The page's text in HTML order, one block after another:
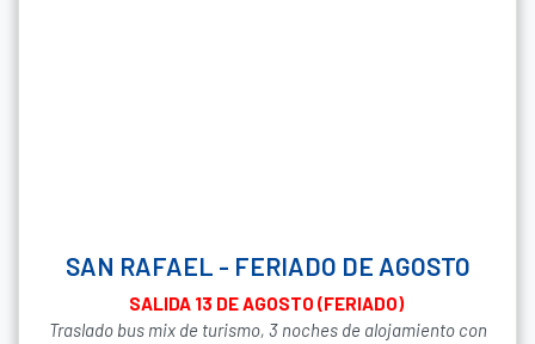
SAN RAFAEL - FERIADO DE AGOSTO
SALIDA 13 DE AGOSTO (FERIADO)
Traslado bus mix de turismo, 3 noches de alojamiento con